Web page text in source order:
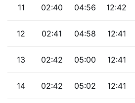
11 02:40 04:56 12:42
12 02:41 04:58 12:41
13 02:42 05:00 12:41
14 02:42 05:02 12:41